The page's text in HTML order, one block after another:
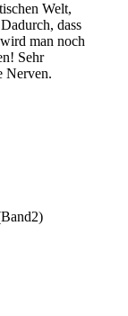
Welt,
dass
man noch
Sehr
Nerven.